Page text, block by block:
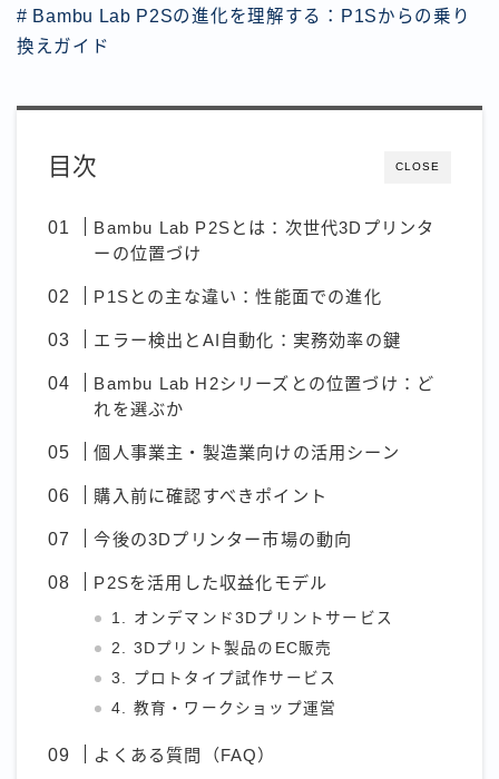
# Bambu Lab P2Sの進化を理解する：P1Sからの乗り
換えガイド
CLOSE
目次
Bambu Lab P2Sとは：次世代3Dプリンタ
ーの位置づけ
P1Sとの主な違い：性能面での進化
エラー検出とAI自動化：実務効率の鍵
Bambu Lab H2シリーズとの位置づけ：ど
れを選ぶか
個人事業主・製造業向けの活用シーン
購入前に確認すべきポイント
今後の3Dプリンター市場の動向
P2Sを活用した収益化モデル
1. オンデマンド3Dプリントサービス
2. 3Dプリント製品のEC販売
3. プロトタイプ試作サービス
4. 教育・ワークショップ運営
よくある質問（FAQ）